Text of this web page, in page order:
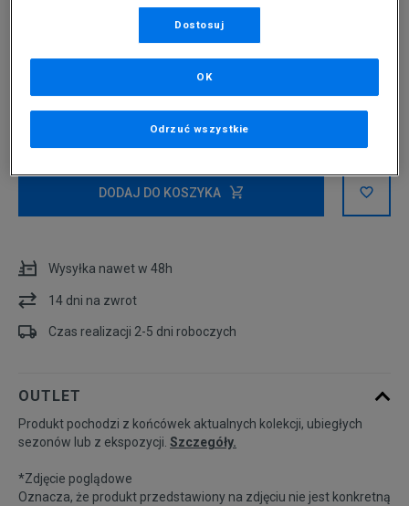
Rozmiary EU Rozmiary US
34
36 Powiadom o dostępności
40
42
DODAJ DO KOSZYKA
Wysyłka nawet w 48h
14 dni na zwrot
Czas realizacji 2-5 dni roboczych
OUTLET
Produkt pochodzi z końcówek aktualnych kolekcji, ubiegłych
sezonów lub z ekspozycji. Szczegóły.
*Zdjęcie poglądowe
Oznacza, że produkt przedstawiony na zdjęciu nie jest konkretną
Dostosuj
Odrzuć wszystkie
OK